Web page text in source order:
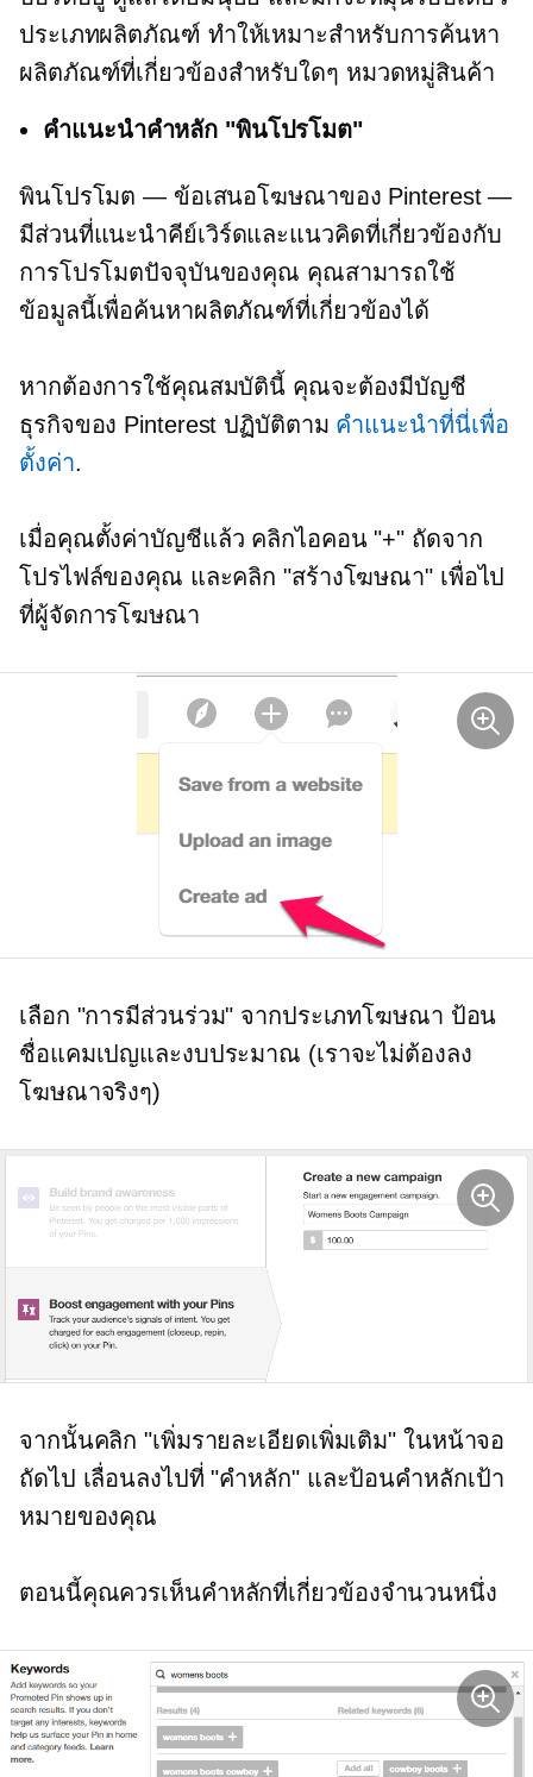
ประเภทผลิตภัณฑ์ ทำให้เหมาะสำหรับการค้นหา
ผลิตภัณฑ์ที่เกี่ยวข้องสำหรับใดๆ หมวดหมู่สินค้า
คำแนะนำคำหลัก "พินโปรโมต"
พินโปรโมต — ข้อเสนอโฆษณาของ Pinterest —
มีส่วนที่แนะนำคีย์เวิร์ดและแนวคิดที่เกี่ยวข้องกับ
การโปรโมตปัจจุบันของคุณ คุณสามารถใช้
ข้อมูลนี้เพื่อค้นหาผลิตภัณฑ์ที่เกี่ยวข้องได้
หากต้องการใช้คุณสมบัตินี้ คุณจะต้องมีบัญชี
ธุรกิจของ Pinterest ปฏิบัติตาม คำแนะนำที่นี่เพื่อ
ตั้งค่า.
เมื่อคุณตั้งค่าบัญชีแล้ว คลิกไอคอน "+" ถัดจาก
โปรไฟล์ของคุณ และคลิก "สร้างโฆษณา" เพื่อไป
ที่ผู้จัดการโฆษณา
เลือก "การมีส่วนร่วม" จากประเภทโฆษณา ป้อน
ชื่อแคมเปญและงบประมาณ (เราจะไม่ต้องลง
โฆษณาจริงๆ)
จากนั้นคลิก "เพิ่มรายละเอียดเพิ่มเติม" ในหน้าจอ
ถัดไป เลื่อนลงไปที่ "คำหลัก" และป้อนคำหลักเป้า
หมายของคุณ
ตอนนี้คุณควรเห็นคำหลักที่เกี่ยวข้องจำนวนหนึ่ง